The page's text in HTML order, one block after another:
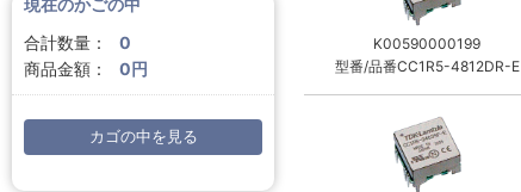
現在のかごの中
合計数量：
0
商品金額：
0円
カゴの中を見る
K00590000199
型番/品番CC1R5-4812DR-E